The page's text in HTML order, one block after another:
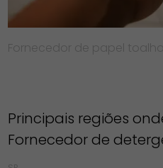
Fornecedor de papel
Principais regiões
Fornecedor de